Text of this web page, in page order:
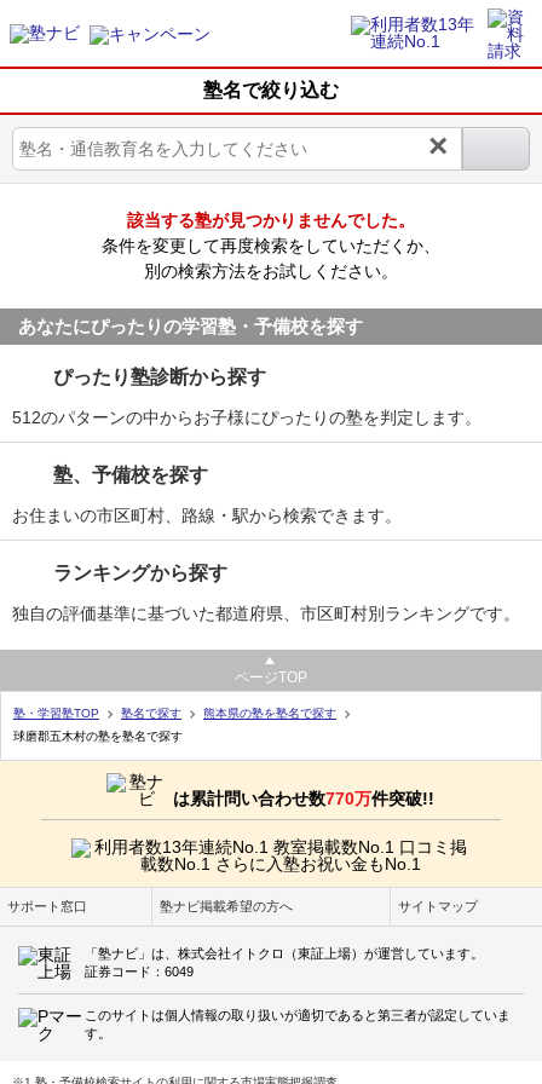
塾名で絞り込む
×
該当する塾が見つかりませんでした。
条件を変更して再度検索をしていただくか、
別の検索方法をお試しください。
あなたにぴったりの学習塾・予備校を探す
ぴったり塾診断から探す
512のパターンの中からお子様にぴったりの塾を判定します。
塾、予備校を探す
お住まいの市区町村、路線・駅から検索できます。
ランキングから探す
独自の評価基準に基づいた都道府県、市区町村別ランキングです。
ページTOP
塾・学習塾TOP 塾名で探す
熊本県の塾を塾名で探す
球磨郡五木村の塾を塾名で探す
は累計問い合わせ数770万件突破!!
サポート窓口 塾ナビ掲載希望の方へ サイトマップ
「塾ナビ」は、株式会社イトクロ（東証上場）が運営しています。
証券コード：6049
このサイトは個人情報の取り扱いが適切であると第三者が認定していま
す。